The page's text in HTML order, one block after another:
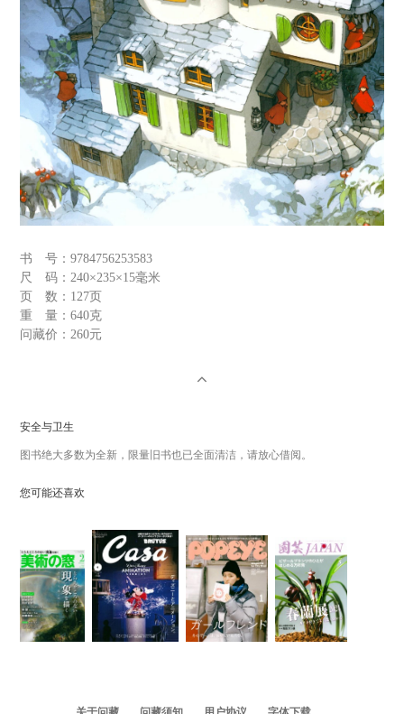
书 号：9784756253583
尺 码：240×235×15毫米
页 数： 127页
重 量：640克
问藏价：260元
安全与卫生
图书绝大多数为全新，限量旧书也已全面清洁，请放心借阅。
您可能还喜欢